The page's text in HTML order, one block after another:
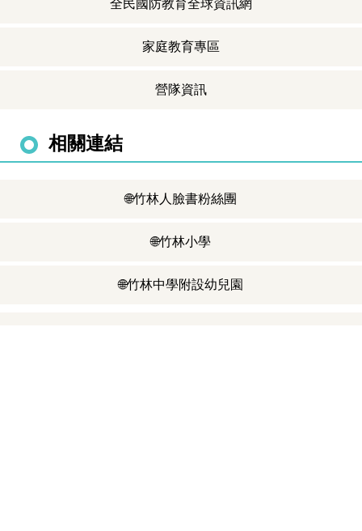
全民國防教育全球資訊網
家庭教育專區
營隊資訊
相關連結
🌐竹林人臉書粉絲團
🌐竹林小學
🌐竹林中學附設幼兒園